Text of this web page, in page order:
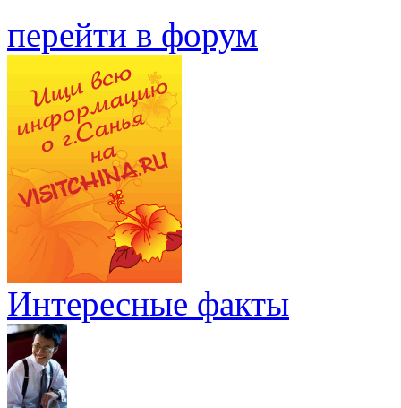
перейти в форум
Интересные факты